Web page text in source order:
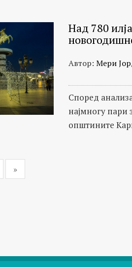
Над 780
Автор: Мери
Според
најмногу пари
општините
»